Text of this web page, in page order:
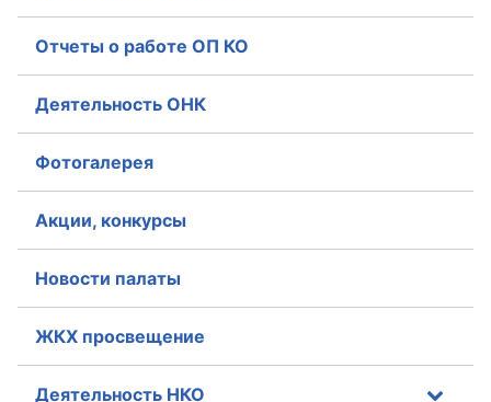
Отчеты о работе ОП КО
Деятельность ОНК
Фотогалерея
Акции, конкурсы
Новости палаты
ЖКХ просвещение
Деятельность НКО